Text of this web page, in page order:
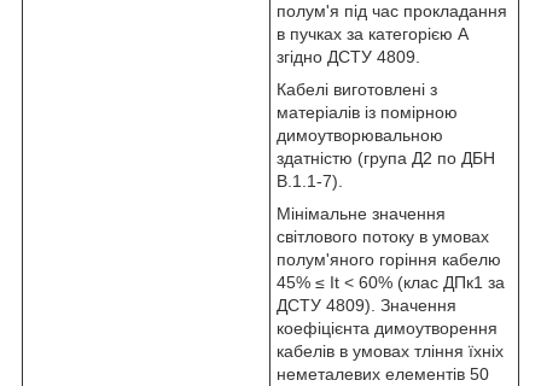
полум'я під час прокладання
в пучках за категорією А
згідно ДСТУ 4809.
Кабелі виготовлені з
матеріалів із помірною
димоутворювальною
здатністю (група Д2 по ДБН
В.1.1-7).
Мінімальне значення
світлового потоку в умовах
полум'яного горіння кабелю
45% ≤ It < 60% (клас ДПк1 за
ДСТУ 4809). Значення
коефіцієнта димоутворення
кабелів в умовах тління їхніх
неметалевих елементів 50